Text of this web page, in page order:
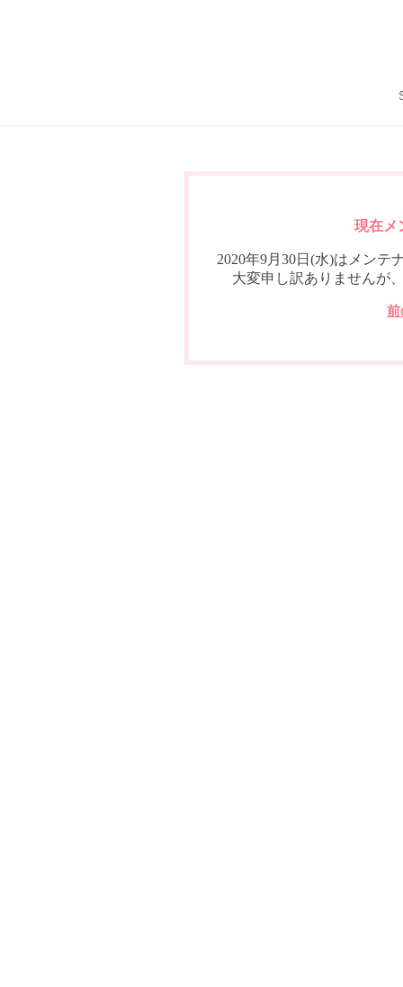
現在メ
2020年9月30日(水)はメンテ
大変申し訳ありませんが
前